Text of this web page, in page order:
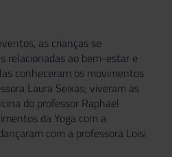
as crianças se
relacionadas ao bem-estar e
conheceram os movimentos
Laura Seixas; viveram as
do professor Raphael
da Yoga com a
com a professora Loisi